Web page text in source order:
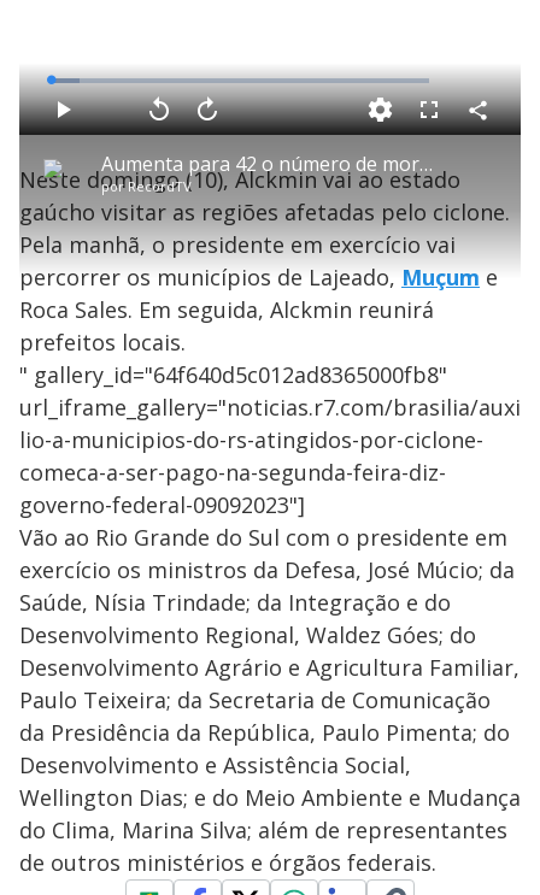
e
o
P
l
a
y
V
i
d
e
o
Aumenta para 42 o número de mortos após ciclone em RS e SC
por RecordTV
P V
t
a
r
0
e
g
n
d
s
A
n
ç
a
1
s
e
u
n
o
s
M
u
d
o
L
o
a
d
e
.
6
7
%
F
l
s
c
e
n
C
o
i
l
Neste domingo (10), Alckmin vai ao estado
gaúcho visitar as regiões afetadas pelo ciclone.
Pela manhã, o presidente em exercício vai
percorrer os municípios de Lajeado, Muçum e
Roca Sales. Em seguida, Alckmin reunirá
prefeitos locais.
" gallery_id="64f640d5c012ad8365000fb8"
url_iframe_gallery="noticias.r7.com/brasilia/auxi
lio-a-municipios-do-rs-atingidos-por-ciclone-
comeca-a-ser-pago-na-segunda-feira-diz-
governo-federal-09092023"]
Vão ao Rio Grande do Sul com o presidente em
exercício os ministros da Defesa, José Múcio; da
Saúde, Nísia Trindade; da Integração e do
Desenvolvimento Regional, Waldez Góes; do
Desenvolvimento Agrário e Agricultura Familiar,
Paulo Teixeira; da Secretaria de Comunicação
da Presidência da República, Paulo Pimenta; do
Desenvolvimento e Assistência Social,
Wellington Dias; e do Meio Ambiente e Mudança
do Clima, Marina Silva; além de representantes
de outros ministérios e órgãos federais.